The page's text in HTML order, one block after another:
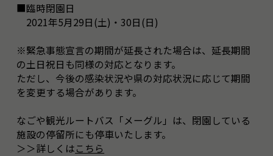
■臨時閉園日
2021年5月29日(土)・30日(日)
※緊急事態宣言の期間が延長された場合は、延長期間
の土日祝日も同様の対応となります。
ただし、今後の感染状況や県の対応状況に応じて期間
を変更する場合があります。
なごや観光ルートバス「メーグル」は、閉園している
施設の停留所にも停車いたします。
＞＞詳しくはこちら